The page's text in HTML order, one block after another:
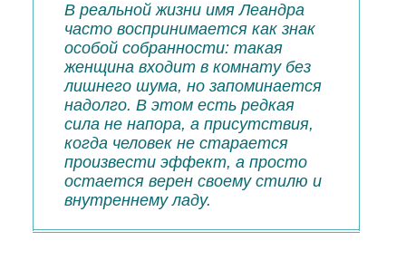
В реальной жизни имя Леандра
часто воспринимается как знак
особой собранности: такая
женщина входит в комнату без
лишнего шума, но запоминается
надолго. В этом есть редкая
сила не напора, а присутствия,
когда человек не старается
произвести эффект, а просто
остается верен своему стилю и
внутреннему ладу.